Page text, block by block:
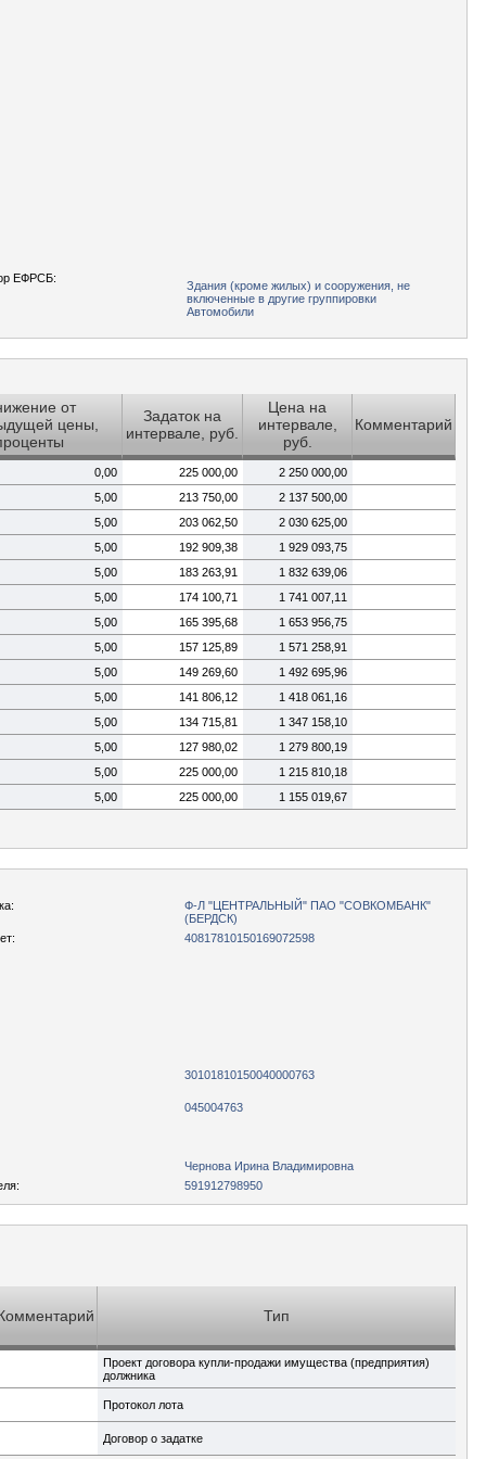
ЕФРСБ:
Здания (кроме жилых) и сооружения, не
включенные в другие группировки
Автомобили
от
цены,
Задаток на
интервале, руб.
Цена на
интервале,
руб.
Комментарий
0,00 225 000,00
2 250 000,00
5,00 213 750,00
2 137 500,00
5,00 203 062,50
2 030 625,00
5,00 192 909,38
1 929 093,75
5,00 183 263,91
1 832 639,06
5,00 174 100,71
1 741 007,11
5,00 165 395,68
1 653 956,75
5,00 157 125,89
1 571 258,91
5,00 149 269,60
1 492 695,96
5,00 141 806,12
1 418 061,16
5,00 134 715,81
1 347 158,10
5,00 127 980,02
1 279 800,19
5,00 225 000,00
1 215 810,18
5,00 225 000,00 1 155 019,67
Ф-Л "ЦЕНТРАЛЬНЫЙ" ПАО "СОВКОМБАНК"
(БЕРДСК)
40817810150169072598
30101810150040000763
045004763
Чернова Ирина Владимировна
591912798950
Тип
Проект договора купли-продажи имущества (предприятия)
должника
Протокол лота
Договор о задатке